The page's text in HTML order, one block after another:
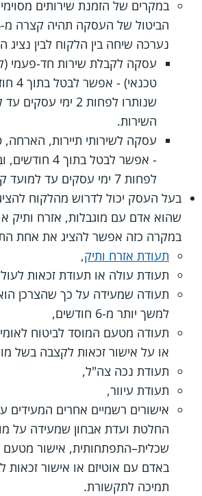
במקרים של הזמנת שירותים
נערכה שיחה בין הלקוח לבין נציג
עסקה לקבלת שירות חד-פעמי
שנותרו לפחות 2 ימי
השירות.
עסקה לשירותי תיירות, הארחה,
- אפשר לבטל בתוך
לפחות 7 ימי עסקים עד למועד קבלת השירות.
בעל העסק יכול לדרוש מהלקוח
שהוא אדם עם מוגבלות, אזרח ותיק
במקרה כזה אפשר להציג את אחת
תעודת אזרח ותיק,
תעודת עולה או תעודת זכאות
תעודה שמעידה על כך שהצרכן
למשך יותר מ-6 חודשים,
תעודה מטעם המוסד לביטוח
או על אישור זכאות לקצבה בשל
תעודת נכה צה"ל,
תעודת עיוור,
אישורים רשמיים אחרים המעידים
החלטת ועדת אבחון שמעידה על
שכלית–התפתחותית, אישור מטעם
באדם עם אוטיזם או אישור זכאות
תמיכה לתקשורת.